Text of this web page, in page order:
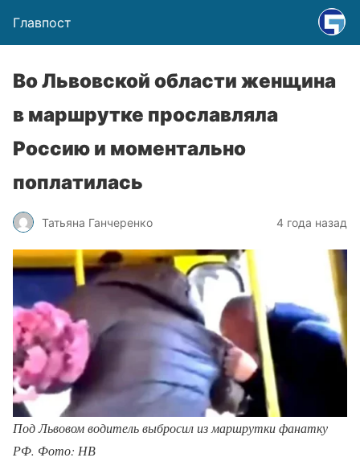
Главпост
Во Львовской области женщина
в маршрутке прославляла
Россию и моментально
поплатилась
Татьяна Ганчеренко 4 года назад
Под Львовом водитель выбросил из маршрутки фанатку
РФ. Фото: НВ